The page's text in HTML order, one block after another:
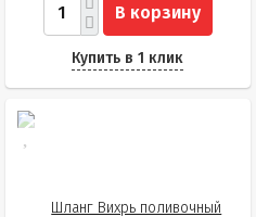
В корзину
Купить в 1 клик